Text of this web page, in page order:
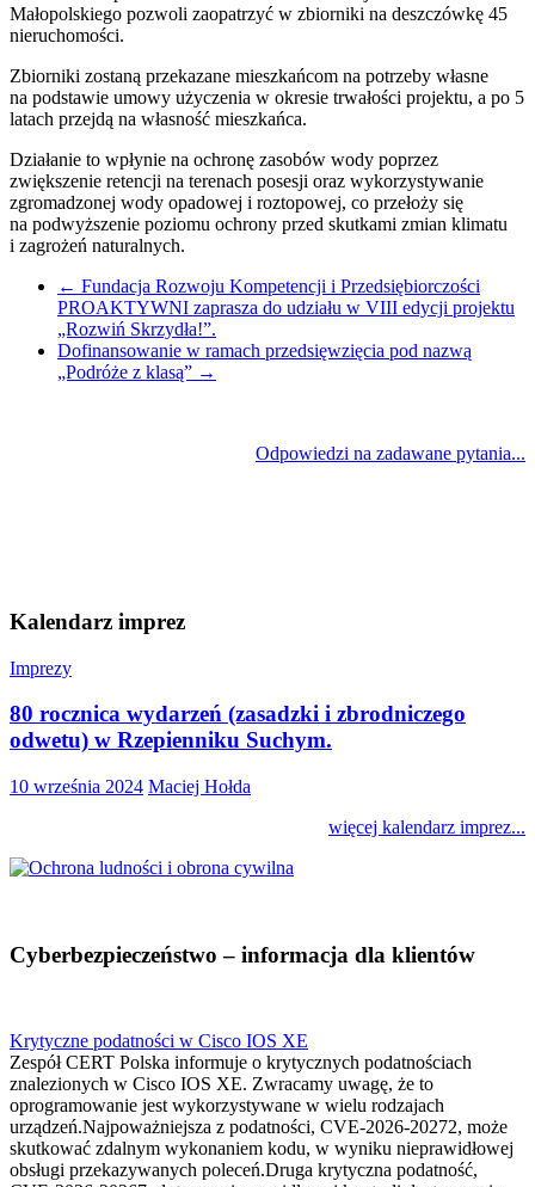
Małopolskiego pozwoli zaopatrzyć w zbiorniki na deszczówkę 45
nieruchomości.
Zbiorniki zostaną przekazane mieszkańcom na potrzeby własne
na podstawie umowy użyczenia w okresie trwałości projektu, a po 5
latach przejdą na własność mieszkańca.
Działanie to wpłynie na ochronę zasobów wody poprzez
zwiększenie retencji na terenach posesji oraz wykorzystywanie
zgromadzonej wody opadowej i roztopowej, co przełoży się
na podwyższenie poziomu ochrony przed skutkami zmian klimatu
i zagrożeń naturalnych.
← Fundacja Rozwoju Kompetencji i Przedsiębiorczości
PROAKTYWNI zaprasza do udziału w VIII edycji projektu
„Rozwiń Skrzydła!”.
Dofinansowanie w ramach przedsięwzięcia pod nazwą
„Podróże z klasą” →
Odpowiedzi na zadawane pytania...
Kalendarz imprez
Imprezy
80 rocznica wydarzeń (zasadzki i zbrodniczego
odwetu) w Rzepienniku Suchym.
10 września 2024 Maciej Hołda
więcej kalendarz imprez...
Cyberbezpieczeństwo – informacja dla klientów
Krytyczne podatności w Cisco IOS XE
Zespół CERT Polska informuje o krytycznych podatnościach
znalezionych w Cisco IOS XE. Zwracamy uwagę, że to
oprogramowanie jest wykorzystywane w wielu rodzajach
urządzeń.Najpoważniejsza z podatności, CVE-2026-20272, może
skutkować zdalnym wykonaniem kodu, w wyniku nieprawidłowej
obsługi przekazywanych poleceń.Druga krytyczna podatność,